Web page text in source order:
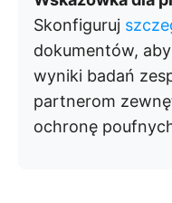
Skonfiguruj
dokumentów,
wyniki badań
partnerom
ochronę